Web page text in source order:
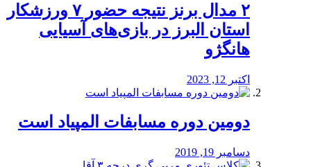
۲ مدال برنز نتیجه حضور ۷ ورزشکار
استان البرز در بازی‌های آسیایی
هانگژو
اکتبر 12, 2023
دومین دوره مسابفات المپیاد است
دسامبر 19, 2019